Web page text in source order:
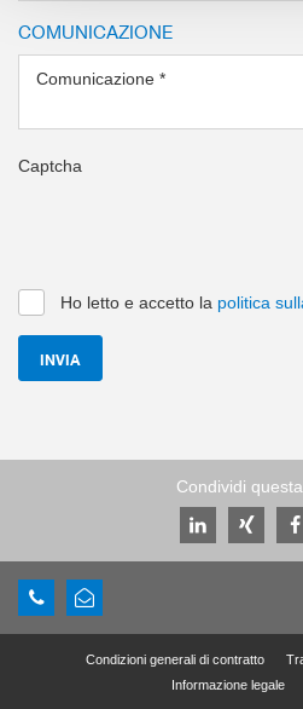
COMUNICAZIONE
Comunicazione *
Captcha
Ho letto e accetto la politica
INVIA
Condividi
Condizioni generali di contratto
Informazione legale